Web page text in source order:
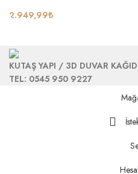
2.949,99₺
KUTAŞ YAPI / 3D DUVAR
TEL: 0545 950 9227